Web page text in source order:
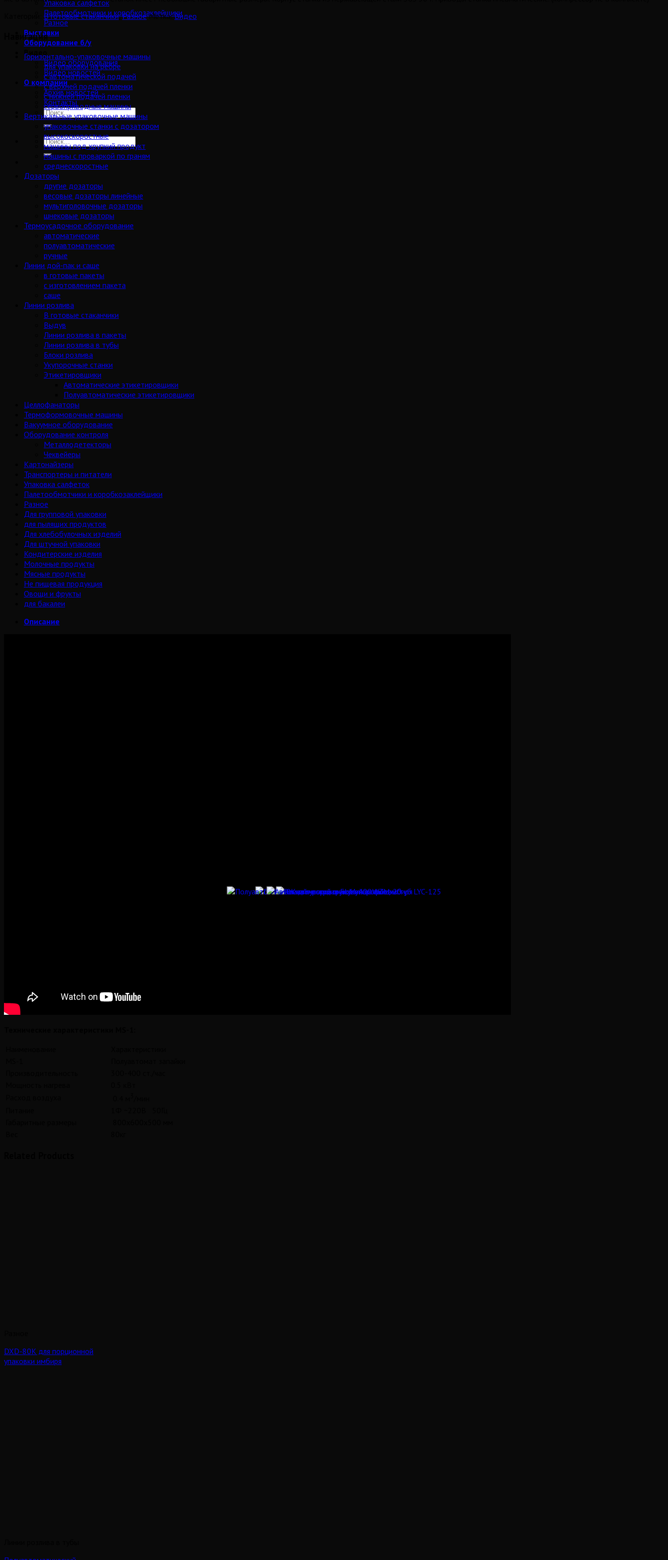
Упаковка салфеток
Палетообмотчики и коробкозаклейщики
Разное
Выставки
Оборудование б/у
Видео
Видео оборудования
Видео новостей
О компании
Архив новостей
Контакты
В готовые стаканчики,Разное Метка:Видео
Навигация
Горизонтально-упаковочные машины
для упаковки на ребре
с автоматической подачей
с верхней подачей пленки
с нижней подачей пленки
сервоприводные машины
Вертикальные упаковочные машины
упаковочные станки с дозатором
высокоскоростные
машины под хрупкий продукт
машины с проваркой по граням
среднескоростные
Дозаторы
другие дозаторы
весовые дозаторы линейные
мультиголовочные дозаторы
шнековые дозаторы
Термоусадочное оборудование
автоматические
полуавтоматические
ручные
Линии дой-пак и саше
в готовые пакеты
с изготовлением пакета
саше
Линии розлива
В готовые стаканчики
Выдув
Линии розлива в пакеты
Линии розлива в тубы
Блоки розлива
Укупорочные станки
Этикетировщики
Автоматические этикетировщики
Полуавтоматические этикетировщики
Целлофанаторы
Термоформовочные машины
Вакуумное оборудование
Оборудование контроля
Металлодетекторы
Чеквейеры
Картонайзеры
Транспортеры и питатели
Упаковка салфеток
Палетообмотчики и коробкозаклейщики
Разное
Для групповой упаковки
для пылящих продуктов
Для хлебобулочных изделий
Для штучной упаковки
Кондитерские изделия
Молочные продукты
Мясные продукты
Не пищевая продукция
Овощи и фрукты
для бакалеи
Описание
DXD-80K для порционной
упаковки имбиря